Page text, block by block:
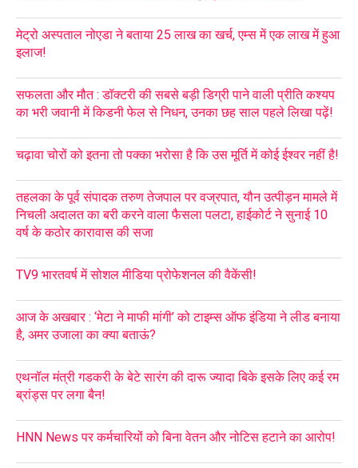
मेट्रो अस्पताल नोएडा ने बताया 25 लाख का खर्च, एम्स में एक लाख में हुआ
इलाज!
सफलता और मौत : डॉक्टरी की सबसे बड़ी डिग्री पाने वाली प्रीति कश्यप
का भरी जवानी में किडनी फेल से निधन, उनका छह साल पहले लिखा पढ़ें!
चढ़ावा चोरों को इतना तो पक्का भरोसा है कि उस मूर्ति में कोई ईश्वर नहीं है!
तहलका के पूर्व संपादक तरुण तेजपाल पर वज्रपात, यौन उत्पीड़न मामले में
निचली अदालत का बरी करने वाला फैसला पलटा, हाईकोर्ट ने सुनाई 10
वर्ष के कठोर कारावास की सजा
TV9 भारतवर्ष में सोशल मीडिया प्रोफेशनल की वैकेंसी!
आज के अखबार : ‘मेटा ने माफी मांगी’ को टाइम्स ऑफ इंडिया ने लीड बनाया
है, अमर उजाला का क्या बताऊं?
एथनॉल मंत्री गडकरी के बेटे सारंग की दारू ज्यादा बिके इसके लिए कई रम
ब्रांड्स पर लगा बैन!
HNN News पर कर्मचारियों को बिना वेतन और नोटिस हटाने का आरोप!